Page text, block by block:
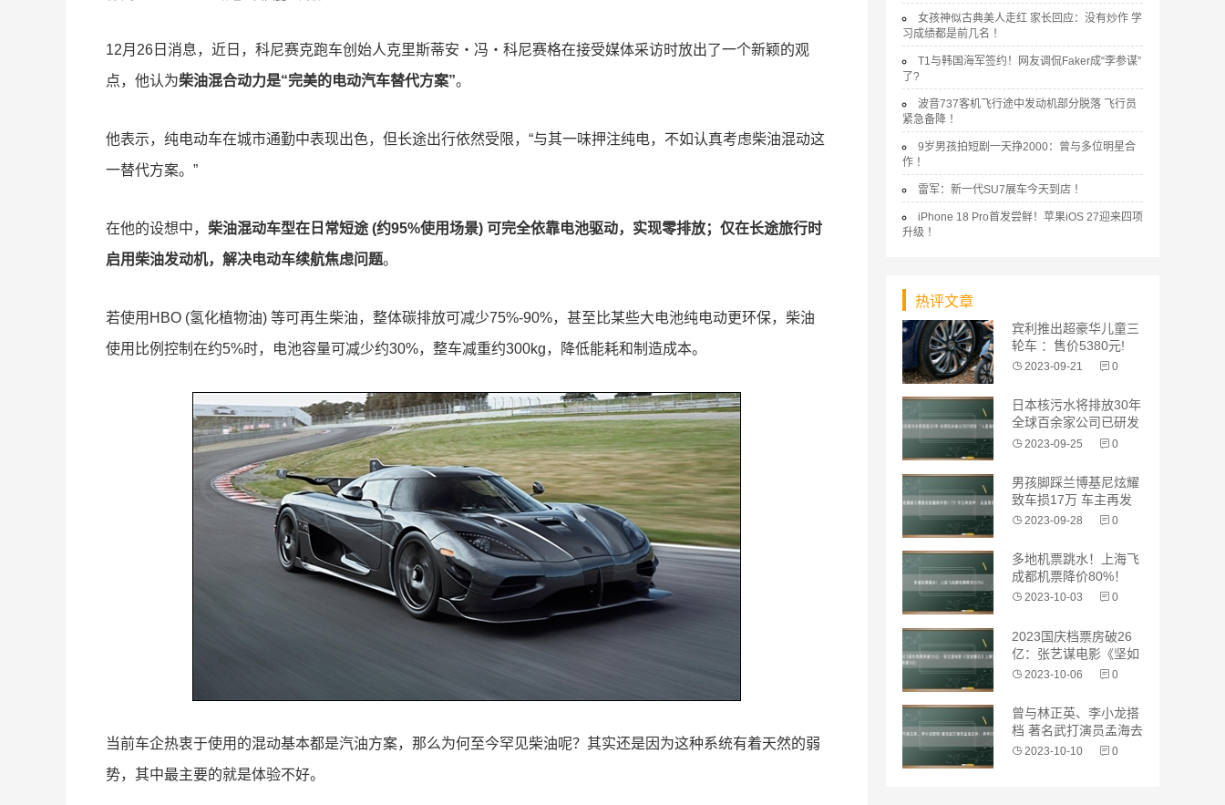
12月26日消息，近日，科尼赛克跑车创始人克里斯蒂安・冯・科尼赛格在接受媒体采访时放出了一个新颖的观
点，他认为柴油混合动力是“完美的电动汽车替代方案”。
他表示，纯电动车在城市通勤中表现出色，但长途出行依然受限，“与其一味押注纯电，不如认真考虑柴油混动这
一替代方案。”
在他的设想中， 柴油混动车型在日常短途 (约95%使用场景) 可完全依靠电池驱动，实现零排放；仅在长途旅行时
启用柴油发动机，解决电动车续航焦虑问题。
若使用HBO (氢化植物油) 等可再生柴油，整体碳排放可减少75%-90%，甚至比某些大电池纯电动更环保，柴油
使用比例控制在约5%时，电池容量可减少约30%，整车减重约300kg，降低能耗和制造成本。
当前车企热衷于使用的混动基本都是汽油方案，那么为何至今罕见柴油呢？其实还是因为这种系统有着天然的弱
势，其中最主要的就是体验不好。
女孩神似古典美人走红 家长回应：没有炒作 学
习成绩都是前几名 ！
T1与韩国海军签约！网友调侃Faker成“李参谋”
了?
波音737客机飞行途中发动机部分脱落 飞行员
紧急备降 ！
9岁男孩拍短剧一天挣2000：曾与多位明星合
作 ！
雷军：新一代SU7展车今天到店 ！
iPhone 18 Pro首发尝鲜！苹果iOS 27迎来四项
升级 ！
热评文章
宾利推出超豪华儿童三
轮车 ：售价5380元!
2023-09-21 0
日本核污水将排放30年
全球百余家公司已研发
“人造海
2023-09-25 0
男孩脚踩兰博基尼炫耀
致车损17万 车主再发
声：会追责
2023-09-28 0
多地机票跳水！上海飞
成都机票降价80%！
2023-10-03 0
2023国庆档票房破26
亿：张艺谋电影《坚如
磐石》上
2023-10-06 0
曾与林正英、李小龙搭
档 著名武打演员孟海去
世：终年6
2023-10-10 0